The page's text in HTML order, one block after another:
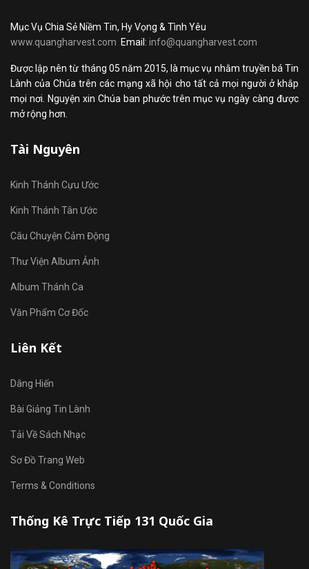
Mục Vụ Chia Sẻ Niềm Tin, Hy Vọng & Tình Yêu
www.quangharvest.com Email: info@quangharvest.com
Được lập nên từ tháng 05 năm 2015, là mục vụ nhằm truyền bá Tin
Lành của Chúa trên các mạng xã hội cho tất cả mọi người ở khắp
mọi nơi. Nguyện xin Chúa ban phước trên mục vụ ngày càng được
mở rộng hơn.
Tài Nguyên
Kinh Thánh Cựu Ước
Kinh Thánh Tân Ước
Câu Chuyện Cảm Động
Thư Viện Album Ảnh
Album Thánh Ca
Văn Phẩm Cơ Đốc
Liên Kết
Dâng Hiến
Bài Giảng Tin Lành
Tải Về Sách Nhạc
Sơ Đồ Trang Web
Terms & Conditions
Thống Kê Trực Tiếp 131 Quốc Gia